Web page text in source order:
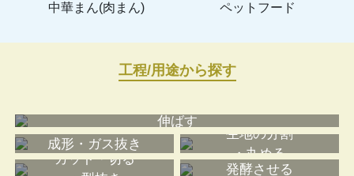
中華まん(肉まん) ペットフード
工程/用途から探す
伸ばす
成形・ガス抜き
生地の分割
・丸める
カット・切る
発酵させる